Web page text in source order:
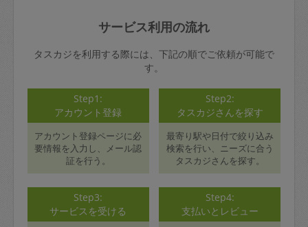
サービス利用の流れ
タスカジを利用する際には、下記の順でご依頼が可能で
す。
Step1:
アカウント登録
アカウント登録ページに必
要情報を入力し、メール認
証を行う。
Step2:
タスカジさんを探す
最寄り駅や日付で絞り込み
検索を行い、ニーズに合う
タスカジさんを探す。
Step3:
サービスを受ける
Step4:
支払いとレビュー